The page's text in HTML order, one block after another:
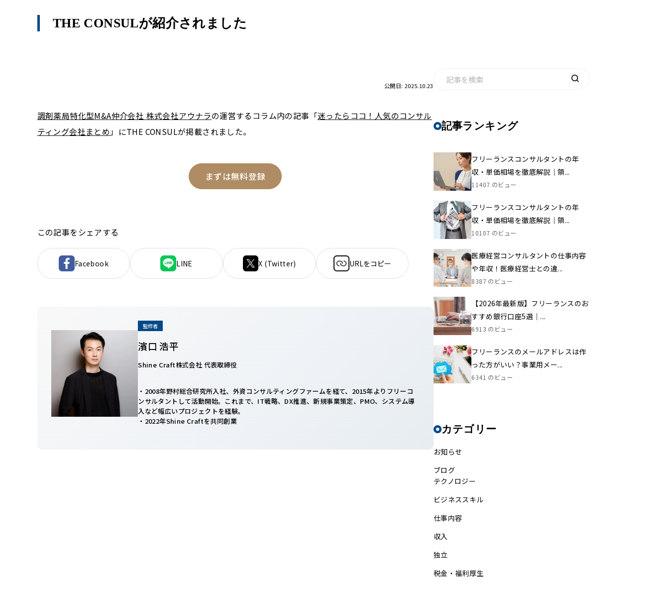
THE CONSULが紹介されました
公開日: 2025.10.23
調剤薬局特化型M&A仲介会社 株式会社アウナラの運営するコラム内の記事「迷ったらココ！人気のコンサル
ティング会社まとめ」にTHE CONSULが掲載されました。
まずは無料登録
この記事をシェアする
Facebook LINE X (Twitter) URLをコピー
監修者
濱口 浩平
Shine Craft株式会社 代表取締役
・2008年野村総合研究所入社、外資コンサルティングファームを経て、2015年よりフリーコ
ンサルタントして活動開始。これまで、IT戦略、DX推進、新規事業策定、PMO、システム導
入など幅広いプロジェクトを経験。
・2022年Shine Craftを共同創業
記事ランキング
フリーランスコンサルタントの年
収・単価相場を徹底解説｜領...
11407 のビュー
フリーランスコンサルタントの年
収・単価相場を徹底解説｜領...
10107 のビュー
医療経営コンサルタントの仕事内容
や年収！医療経営士との違...
8387 のビュー
【2026年最新版】フリーランスのお
すすめ銀行口座5選｜...
6913 のビュー
フリーランスのメールアドレスは作
った方がいい？事業用メー...
6341 のビュー
カテゴリー
お知らせ
ブログ
テクノロジー
ビジネススキル
仕事内容
収入
独立
税金・福利厚生